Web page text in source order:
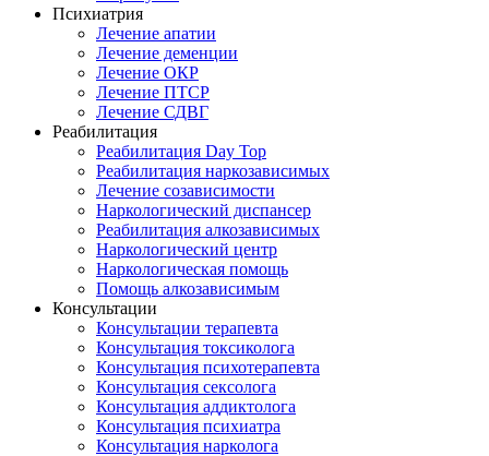
Психиатрия
Лечение апатии
Лечение деменции
Лечение ОКР
Лечение ПТСР
Лечение СДВГ
Реабилитация
Реабилитация Day Top
Реабилитация наркозависимых
Лечение созависимости
Наркологический диспансер
Реабилитация алкозависимых
Наркологический центр
Наркологическая помощь
Помощь алкозависимым
Консультации
Консультации терапевта
Консультация токсиколога
Консультация психотерапевта
Консультация сексолога
Консультация аддиктолога
Консультация психиатра
Консультация нарколога